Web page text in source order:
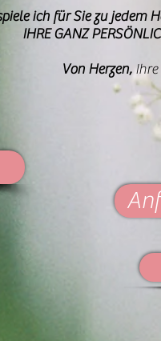
ich für Sie zu jedem
IHRE GANZ
Von Herzen,Ihre